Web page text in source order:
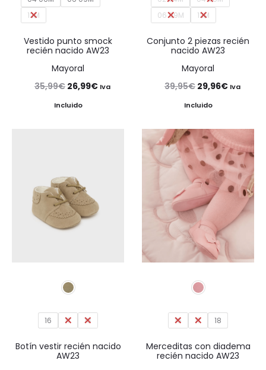
12M
Vestido punto smock
recién nacido AW23
Mayoral
35,99€ El
precio
26,99€ElIva
Incluido
06 09M
12M
Conjunto 2 piezas recién
nacido AW23
Mayoral
39,95€ El
precio
era:
39,95€.
29,96€El
es:
29,96€.
Iva
Incluido
16 17 18
Botín vestir recién nacido
AW23
16 17 18
Merceditas con diadema
recién nacido AW23